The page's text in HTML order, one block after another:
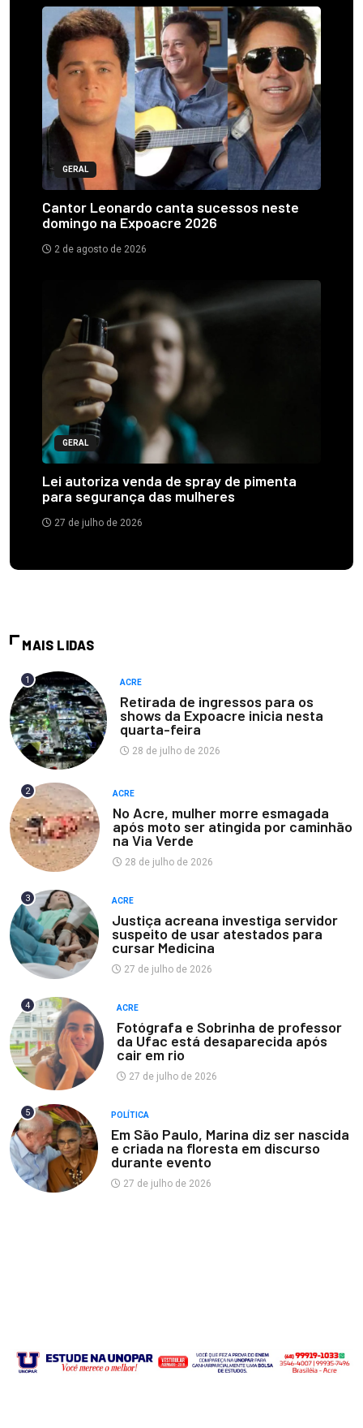
GERAL
Cantor Leonardo canta sucessos neste
domingo na Expoacre 2026
2 de agosto de 2026
GERAL
Lei autoriza venda de spray de pimenta
para segurança das mulheres
27 de julho de 2026
MAIS LIDAS
1 ACRE
Retirada de ingressos para os
shows da Expoacre inicia nesta
quarta-feira
28 de julho de 2026
2 ACRE
No Acre, mulher morre esmagada
após moto ser atingida por caminhão
na Via Verde
28 de julho de 2026
3 ACRE
Justiça acreana investiga servidor
suspeito de usar atestados para
cursar Medicina
27 de julho de 2026
4 ACRE
Fotógrafa e Sobrinha de professor
da Ufac está desaparecida após
cair em rio
27 de julho de 2026
5 POLÍTICA
Em São Paulo, Marina diz ser nascida
e criada na floresta em discurso
durante evento
27 de julho de 2026